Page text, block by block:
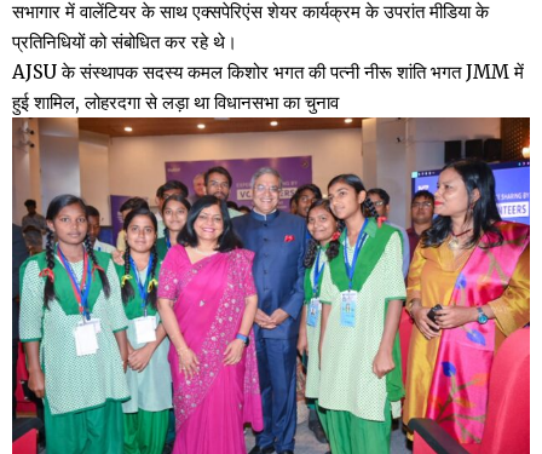
सभागार में वालेंटियर के साथ एक्सपेरिएंस शेयर कार्यक्रम के उपरांत मीडिया के
प्रतिनिधियों को संबोधित कर रहे थे।
AJSU के संस्थापक सदस्य कमल किशोर भगत की पत्नी नीरू शांति भगत JMM में
हुई शामिल, लोहरदगा से लड़ा था विधानसभा का चुनाव